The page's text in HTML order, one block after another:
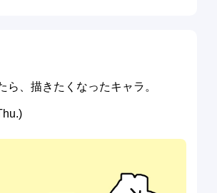
ら、描きたくなったキャラ。